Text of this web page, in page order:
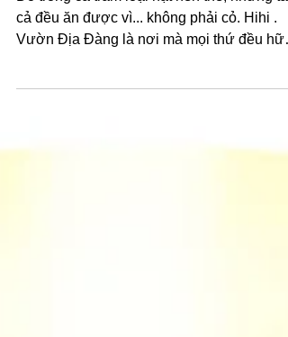
Do trồng cả trăm loại hạt nên thế, nhưng tất
cả đều ăn được vì... không phải cỏ. Hihi .
ích và có...